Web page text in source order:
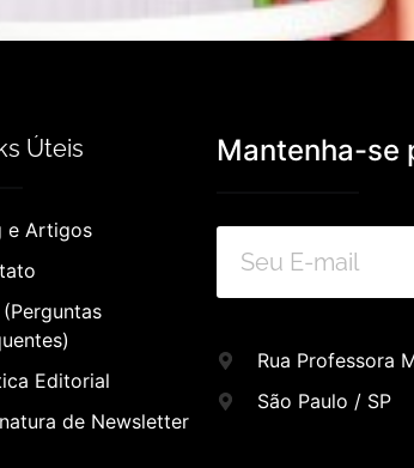
Úteis
e Artigos
(Perguntas
Editorial
de Newsletter
Mantenha-se
Rua Professora
São Paulo / SP